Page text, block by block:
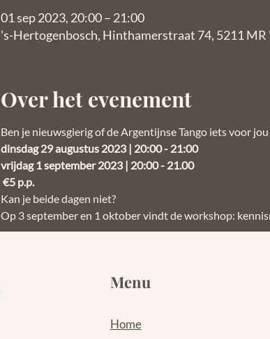
01 sep 2023, 20:00 – 21:00
's-Hertogenbosch, Hinthamerstraat 74, 5211
Over het evenement
Ben je nieuwsgierig of de Argentijnse Tango iets voor
dinsdag 29 augustus 2023 | 20:00 - 21:00
vrijdag 1 september 2023 | 20:00 - 21.00
€5 p.p.
Kan je beide dagen niet?
Op 3 september en 1 oktober vindt de workshop:
Menu
Home